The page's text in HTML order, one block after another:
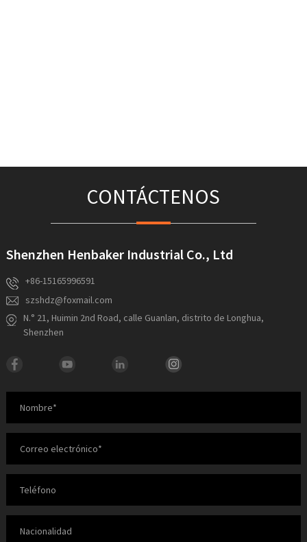
CONTÁCTENOS
Shenzhen Henbaker Industrial Co., Ltd
+86-15165996591
szshdz@foxmail.com
N.° 21, Huimin 2nd Road, calle Guanlan, distrito de Longhua,
Shenzhen